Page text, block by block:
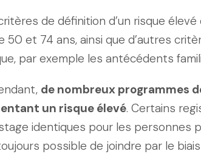
de définition d’un risque
50 et 74 ans, ainsi que d’autres
par exemple les antécédents
de nombreux programmes
un risque élevé. Certains
identiques pour les personnes
possible de joindre par le